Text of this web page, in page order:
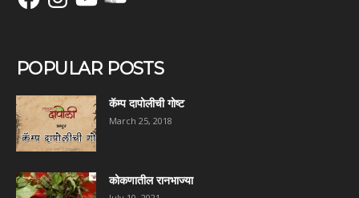
POPULAR POSTS
कॅम्प दापोलीची गोष्ट
March 25, 2018
कोकणातील रानभाज्या